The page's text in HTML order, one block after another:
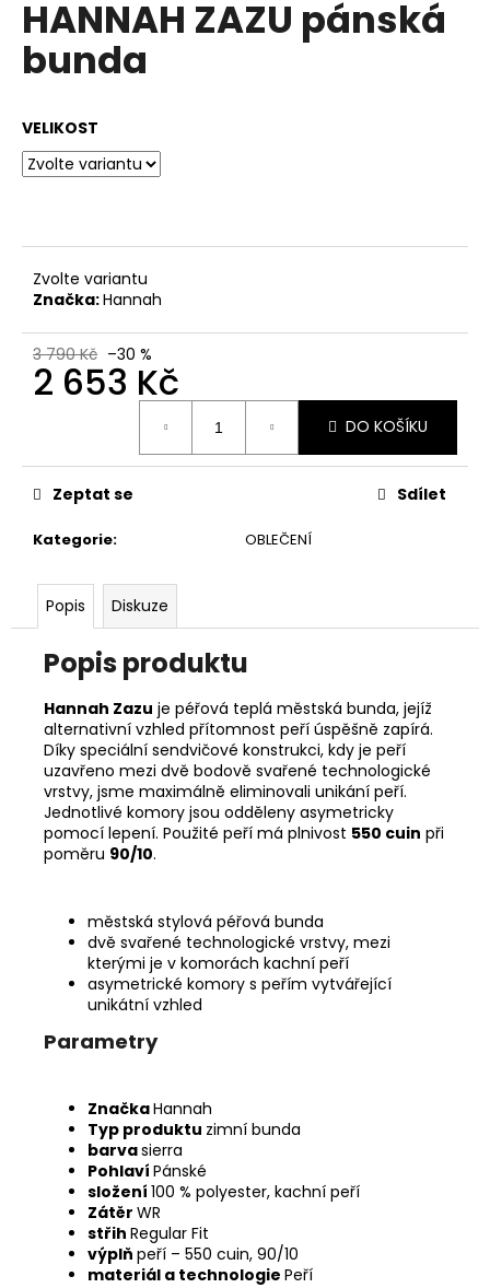
HANNAH ZAZU pánská
bunda
VELIKOST
Zvolte variantu
Značka:Hannah
3 790 Kč –30 %
2 653 Kč
DO KOŠÍKU
Kategorie: OBLEČENÍ
Zeptat se Sdílet
Popis Diskuze
Popis produktu
Hannah Zazu je péřová teplá městská bunda, jejíž
alternativní vzhled přítomnost peří úspěšně zapírá.
Díky speciální sendvičové konstrukci, kdy je peří
uzavřeno mezi dvě bodově svařené technologické
vrstvy, jsme maximálně eliminovali unikání peří.
Jednotlivé komory jsou odděleny asymetricky
pomocí lepení. Použité peří má plnivost 550 cuin při
poměru 90/10.
městská stylová péřová bunda
dvě svařené technologické vrstvy, mezi
kterými je v komorách kachní peří
asymetrické komory s peřím vytvářející
unikátní vzhled
Parametry
ZnačkaHannah
Typ produktu zimní bunda
barvasierra
Pohlaví Pánské
složení 100 % polyester, kachní peří
Zátěr WR
střih Regular Fit
výplň peří – 550 cuin, 90/10
materiál a technologie Peří
a
j
í
t
?
HLEDAT
D
o
p
u
č
m
ADIDAS
LOGO
DÁMSKÉ
TRIKO
589
Kč
Původně:
649